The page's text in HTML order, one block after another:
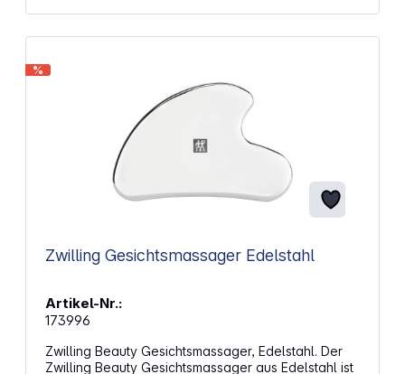
%
Zwilling Gesichtsmassager Edelstahl
Artikel-Nr.:
173996
Zwilling Beauty Gesichtsmassager, Edelstahl. Der
Zwilling Beauty Gesichtsmassager aus Edelstahl ist